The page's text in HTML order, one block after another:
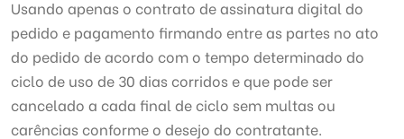
Usando apenas o contrato de assinatura digital do
pedido e pagamento firmando entre as partes no ato
do pedido de acordo com o tempo determinado do
ciclo de uso de 30 dias corridos e que pode ser
cancelado a cada final de ciclo sem multas ou
carências conforme o desejo do contratante.